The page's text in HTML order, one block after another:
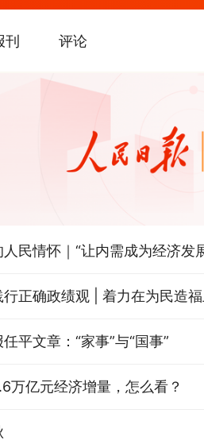
刊 评论
民情怀｜“让内需成为经济发
行正确政绩观 | 着力在为民造
平文章：“家事”与“国事”
万亿元经济增量，怎么看？